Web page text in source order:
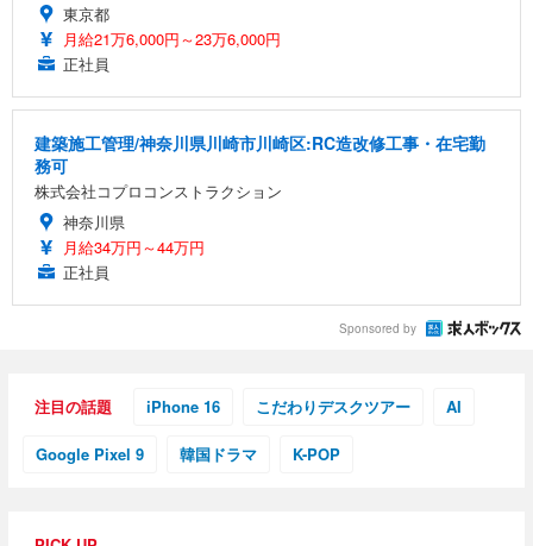
東京都
月給21万6,000円～23万6,000円
正社員
建築施工管理/神奈川県川崎市川崎区:RC造改修工事・在宅勤
務可
株式会社コプロコンストラクション
神奈川県
月給34万円～44万円
正社員
Sponsored by
注目の話題 iPhone 16 こだわりデスクツアー AI
Google Pixel 9 韓国ドラマ K-POP